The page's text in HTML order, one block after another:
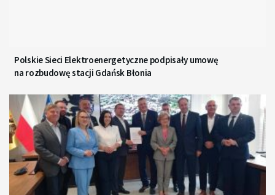
Polskie Sieci Elektroenergetyczne podpisały umowę
na rozbudowę stacji Gdańsk Błonia